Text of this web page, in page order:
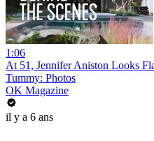
1:06
At 51, Jennifer Aniston Looks
Tummy: Photos
OK Magazine
il y a 6 ans